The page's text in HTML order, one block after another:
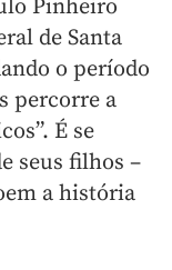
Pinheiro
de Santa
o período
percorre a
É se
seus filhos –
a história